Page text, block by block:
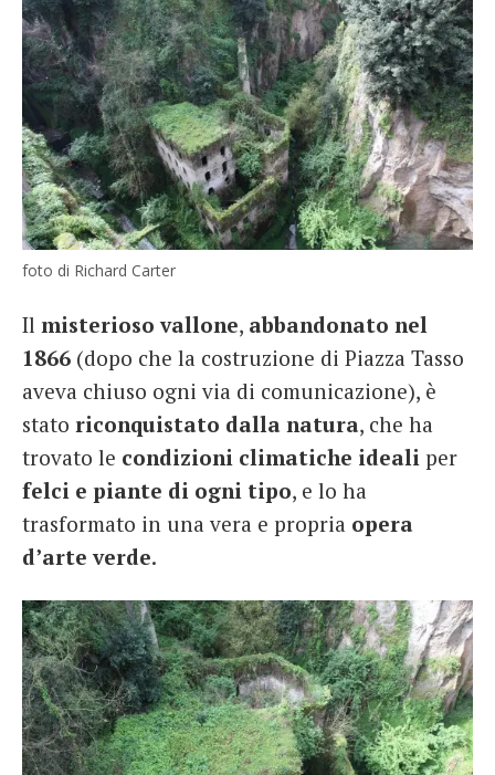
foto di Richard Carter
Il misterioso vallone, abbandonato nel
1866 (dopo che la costruzione di Piazza Tasso
aveva chiuso ogni via di comunicazione), è
stato riconquistato dalla natura, che ha
trovato le condizioni climatiche ideali per
felci e piante di ogni tipo, e lo ha
trasformato in una vera e propria opera
d’arte verde.